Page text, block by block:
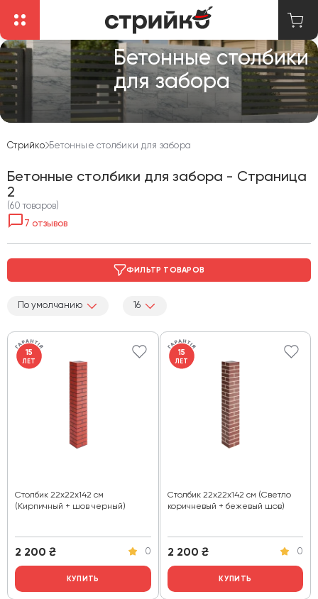
Бетонные столбики
для забора
Стрийко Бетонные столбики для забора
Бетонные столбики для забора - Страница
2
(60 товаров)
7 отзывов
ФИЛЬТР ТОВАРОВ
По умолчанию 16
15
ЛЕТ
Столбик 22х22х142 см
(Кирпичный + шов черный)
2 200 ₴ 0
КУПИТЬ
15
ЛЕТ
Столбик 22х22х142 см (Светло
коричневый + бежевый шов)
2 200 ₴ 0
КУПИТЬ